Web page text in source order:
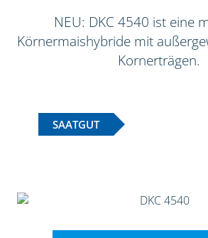
NEU: DKC 4540 ist eine
Körnermaishybride mit
Kornerträgen.
SAATGUT